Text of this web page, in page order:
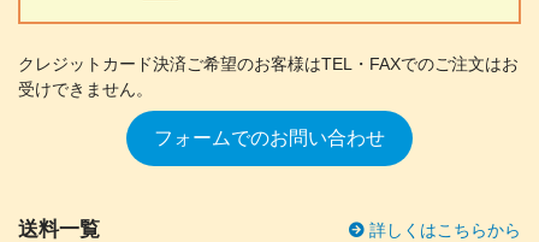
クレジットカード決済ご希望のお客様はTEL・FAXでのご注文はお
受けできません。
フォームでのお問い合わせ
送料一覧 詳しくはこちらから